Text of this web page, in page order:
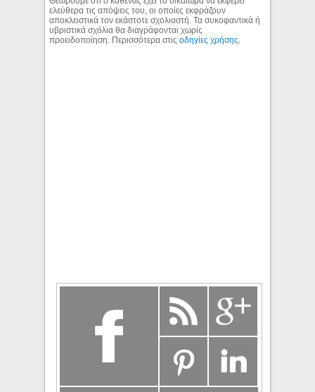
ελεύθερα τις απόψεις του, οι οποίες εκφράζουν
αποκλειστικά τον εκάστοτε σχολιαστή. Τα συκοφαντικά ή
υβριστικά σχόλια θα διαγράφονται χωρίς
προειδοποίηση. Περισσότερα στιςοδηγίες χρήσης.